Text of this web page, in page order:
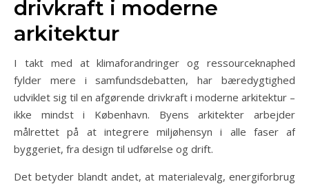
drivkraft i moderne
arkitektur
I takt med at klimaforandringer og ressourceknaphed
fylder mere i samfundsdebatten, har bæredygtighed
udviklet sig til en afgørende drivkraft i moderne arkitektur –
ikke mindst i København. Byens arkitekter arbejder
målrettet på at integrere miljøhensyn i alle faser af
byggeriet, fra design til udførelse og drift.
Det betyder blandt andet, at materialevalg, energiforbrug